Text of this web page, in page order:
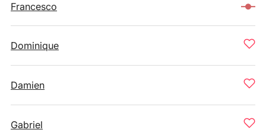
Francesco
Dominique
Damien
Gabriel